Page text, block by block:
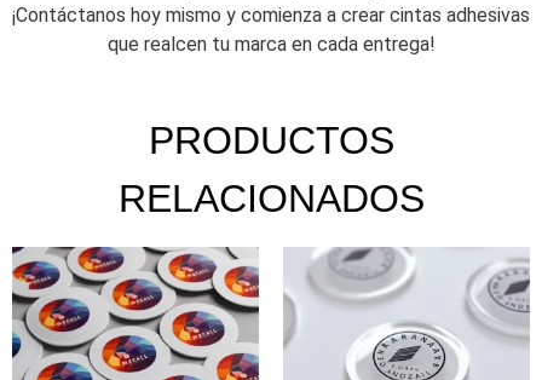
¡Contáctanos hoy mismo y comienza a crear cintas adhesivas
que realcen tu marca en cada entrega!
PRODUCTOS
RELACIONADOS